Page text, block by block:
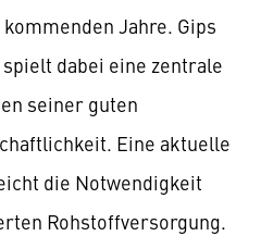
Jahre. Gips
dabei eine zentrale
seiner guten
Eine aktuelle
die Notwendigkeit
Rohstoffversorgung.